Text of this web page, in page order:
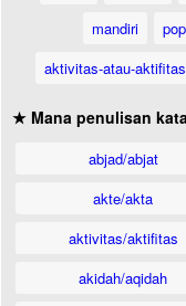
mandiri
aktivitas-atau-aktifitas
★ Mana penulisan
abjad/abjat
akte/akta
aktivitas/aktifitas
akidah/aqidah